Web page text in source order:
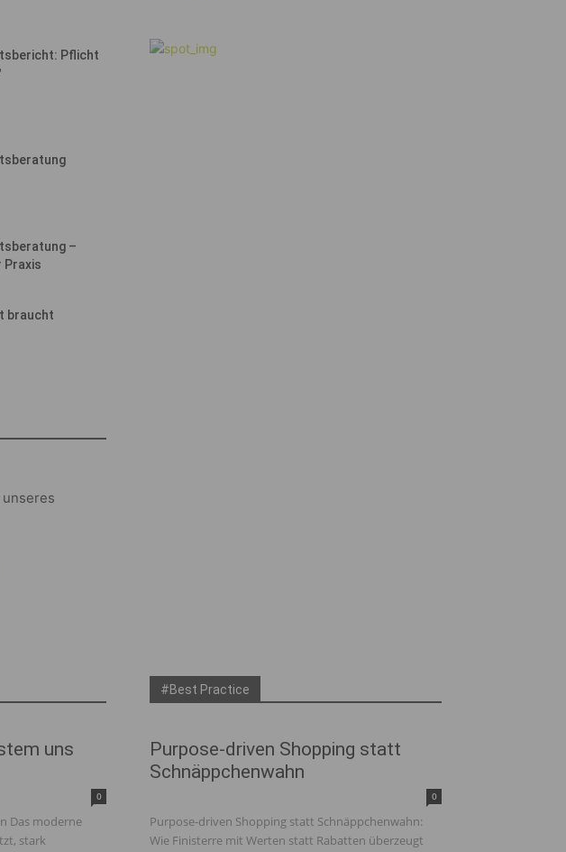
Pflicht
–
Praxis
braucht
uns
0
Das moderne
stark
#Best Practice
Purpose-driven Shopping statt
Schnäppchenwahn
0
Purpose-driven Shopping statt Schnäppchenwahn:
Wie Finisterre mit Werten statt Rabatten überzeugt